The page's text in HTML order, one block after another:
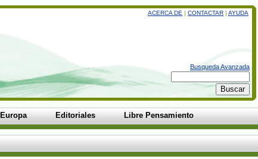
ACERCA DE | CONTACTAR | AYUDA
Busqueda Avanzada
Europa Editoriales Libre Pensamiento